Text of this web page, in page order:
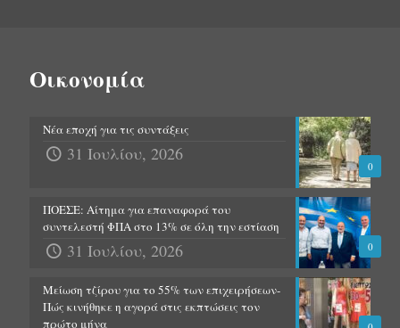
Οικονομία
0
Νέα εποχή για τις συντάξεις
31 Ιουλίου, 2026
0
ΠΟΕΣΕ: Αίτημα για επαναφορά του
συντελεστή ΦΠΑ στο 13% σε όλη την εστίαση
31 Ιουλίου, 2026
Μείωση τζίρου για το 55% των επιχειρήσεων-
Πώς κινήθηκε η αγορά στις εκπτώσεις τον
πρώτο μήνα